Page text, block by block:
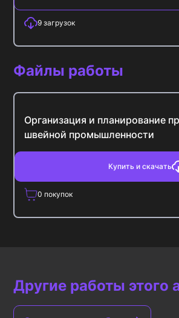
9 загрузок
Файлы работы
Организация и планирование
швейной промышленности
Купить и скачать
0 покупок
Другие работы этого